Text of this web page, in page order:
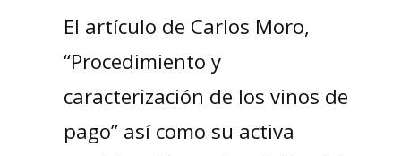
El artículo de Carlos Moro,
“Procedimiento y
caracterización de los vinos de
pago” así como su activa